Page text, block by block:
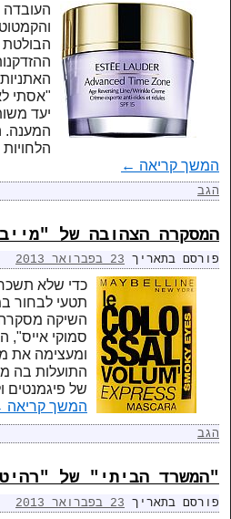
הבולטת
"אסתי
יעד
המענה.
המשך קריאה ←
הגב
המסקרה הצהובה של
פורסם בתאריך 23 בפברואר 2013
כדי שלא
תטעי לבחור
השיקה
סמוקי אייס",
ומעצימה את
של פיגמנטים
המשך קריאה
הגב
"המשרד הביתי" של
פורסם בתאריך 23 בפברואר 2013